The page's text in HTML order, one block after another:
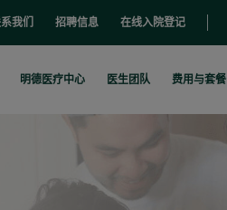
我们 招聘信息 在线入院登记
明德医疗中心 医生团队 费用与套餐